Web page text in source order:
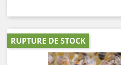
RUPTURE DE STOCK